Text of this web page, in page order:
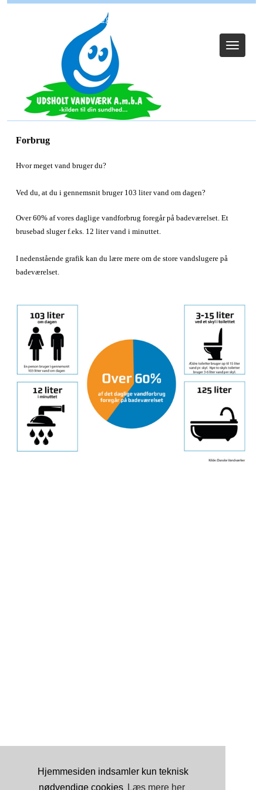
Hjemmesiden indsamler kun teknisk
nødvendige cookies Læs mere her
Log ind (Kun Admin)
Toggle
Forbrug
Hvor meget vand bruger du?
Ved du, at du i gennemsnit bruger 103 liter vand om dagen?
Over 60% af vores daglige vandforbrug foregår på badeværelset. Et
brusebad sluger f.eks. 12 liter vand i minuttet.
I nedenstående grafik kan du lære mere om de store vandslugere på
badeværelset.